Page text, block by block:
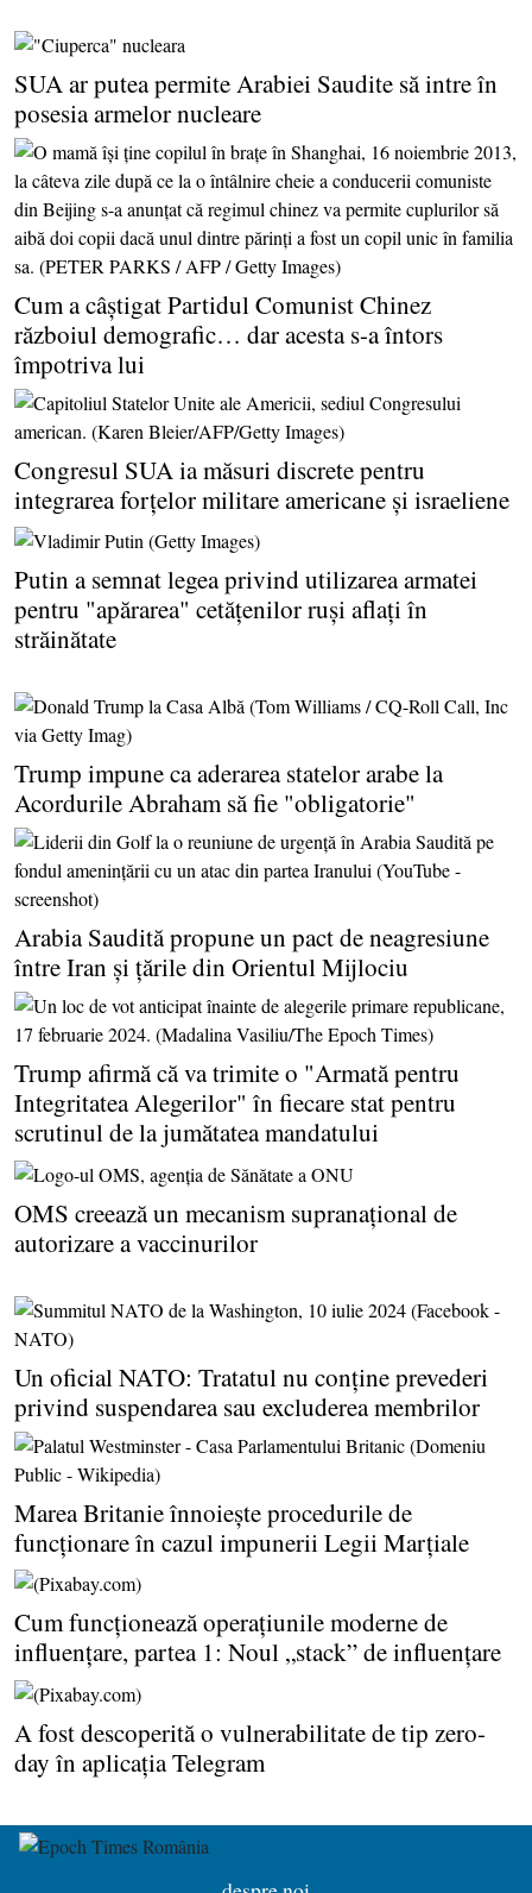
SUA ar putea permite Arabiei Saudite să intre în
posesia armelor nucleare
Cum a câştigat Partidul Comunist Chinez
războiul demografic… dar acesta s-a întors
împotriva lui
Congresul SUA ia măsuri discrete pentru
integrarea forţelor militare americane şi israeliene
Putin a semnat legea privind utilizarea armatei
pentru "apărarea" cetăţenilor ruşi aflaţi în
străinătate
Trump impune ca aderarea statelor arabe la
Acordurile Abraham să fie "obligatorie"
Arabia Saudită propune un pact de neagresiune
între Iran şi ţările din Orientul Mijlociu
Trump afirmă că va trimite o "Armată pentru
Integritatea Alegerilor" în fiecare stat pentru
scrutinul de la jumătatea mandatului
OMS creează un mecanism supranaţional de
autorizare a vaccinurilor
Un oficial NATO: Tratatul nu conţine prevederi
privind suspendarea sau excluderea membrilor
Marea Britanie înnoieşte procedurile de
funcţionare în cazul impunerii Legii Marţiale
Cum funcţionează operaţiunile moderne de
influenţare, partea 1: Noul „stack” de influenţare
A fost descoperită o vulnerabilitate de tip zero-
day în aplicaţia Telegram